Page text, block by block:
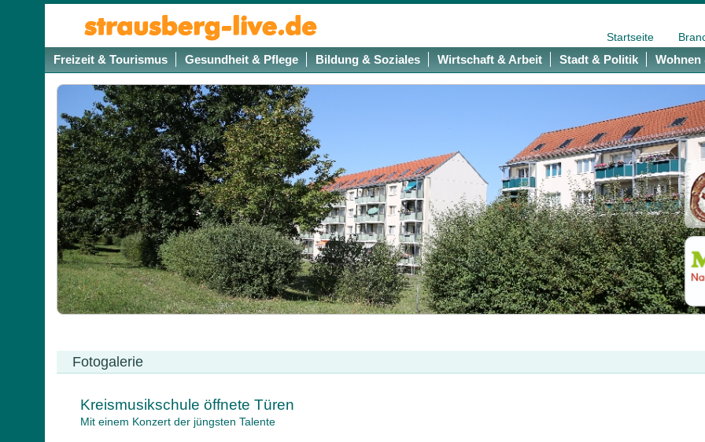
Startseite
Freizeit & Tourismus Gesundheit & Pflege Bildung & Soziales Wirtschaft & Arbeit Stadt & Politik Wohnen
Fotogalerie
Kreismusikschule öffnete Türen
Mit einem Konzert der jüngsten Talente